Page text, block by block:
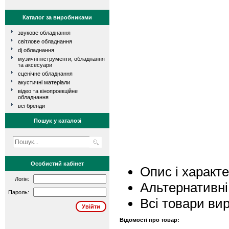
Каталог за виробниками
звукове обладнання
світлове обладнання
dj обладнання
музичні інструменти, обладнання
та аксесуари
сценічне обладнання
акустичні матеріали
відео та кінопроекційне
обладнання
всі бренди
Пошук у каталозі
Особистий кабінет
Логін:
Пароль:
Опис і
Всі товари
Відомості про товар: